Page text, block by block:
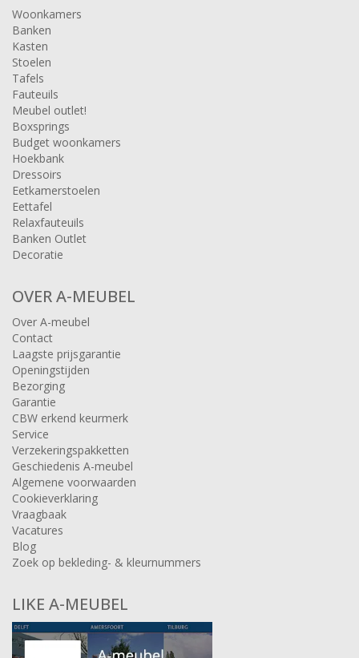
Woonkamers
Banken
Kasten
Stoelen
Tafels
Fauteuils
Meubel outlet!
Boxsprings
Budget woonkamers
Hoekbank
Dressoirs
Eetkamerstoelen
Eettafel
Relaxfauteuils
Banken Outlet
Decoratie
OVER A-MEUBEL
Over A-meubel
Contact
Laagste prijsgarantie
Openingstijden
Bezorging
Garantie
CBW erkend keurmerk
Service
Verzekeringspakketten
Geschiedenis A-meubel
Algemene voorwaarden
Cookieverklaring
Vraagbaak
Vacatures
Blog
Zoek op bekleding- & kleurnummers
LIKE A-MEUBEL